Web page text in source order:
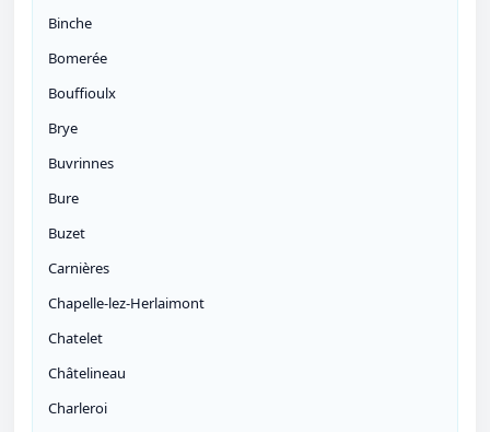
Binche
Bomerée
Bouffioulx
Brye
Buvrinnes
Bure
Buzet
Carnières
Chapelle-lez-Herlaimont
Chatelet
Châtelineau
Charleroi